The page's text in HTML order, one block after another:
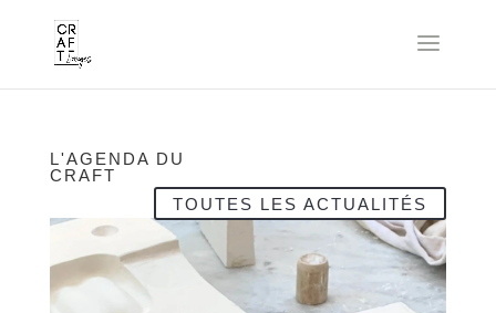
L'AGENDA DU
CRAFT
TOUTES LES ACTUALITÉS